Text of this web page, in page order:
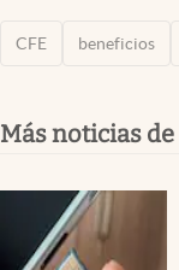
CFE beneficios
Más noticias de